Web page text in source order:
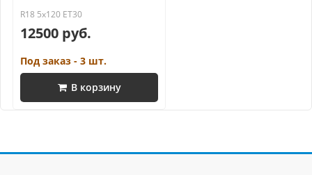
R18 5x120 ET30
12500 руб.
Под заказ - 3 шт.
В корзину